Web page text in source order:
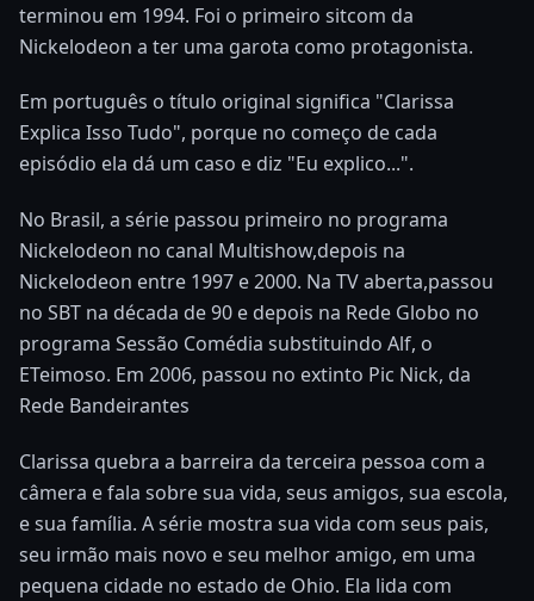
terminou em 1994. Foi o primeiro sitcom da
Nickelodeon a ter uma garota como protagonista.
Em português o título original significa "Clarissa
Explica Isso Tudo", porque no começo de cada
episódio ela dá um caso e diz "Eu explico...".
No Brasil, a série passou primeiro no programa
Nickelodeon no canal Multishow,depois na
Nickelodeon entre 1997 e 2000. Na TV aberta,passou
no SBT na década de 90 e depois na Rede Globo no
programa Sessão Comédia substituindo Alf, o
ETeimoso. Em 2006, passou no extinto Pic Nick, da
Rede Bandeirantes
Clarissa quebra a barreira da terceira pessoa com a
câmera e fala sobre sua vida, seus amigos, sua escola,
e sua família. A série mostra sua vida com seus pais,
seu irmão mais novo e seu melhor amigo, em uma
pequena cidade no estado de Ohio. Ela lida com